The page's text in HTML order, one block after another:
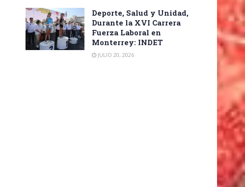
Deporte, Salud y Unidad,
Durante la XVI Carrera
Fuerza Laboral en
Monterrey: INDET
JULIO 20, 2026